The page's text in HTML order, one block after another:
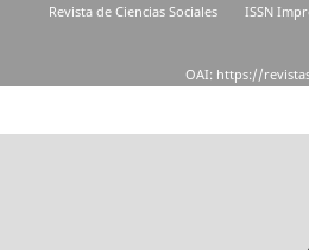
Revista de Ciencias Sociales ISSN
OAI: https://